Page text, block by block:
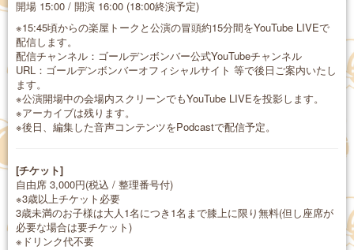
開場 15:00 / 開演 16:00 (18:00終演予定)
※15:45頃からの楽屋トークと公演の冒頭約15分間をYouTube LIVEで
配信します。
配信チャンネル：ゴールデンボンバー公式YouTubeチャンネル
URL：ゴールデンボンバーオフィシャルサイト 等で後日ご案内いたし
ます。
※公演開場中の会場内スクリーンでもYouTube LIVEを投影します。
※アーカイブは残ります。
※後日、編集した音声コンテンツをPodcastで配信予定。
[チケット]
自由席 3,000円(税込 / 整理番号付)
※3歳以上チケット必要
3歳未満のお子様は大人1名につき1名まで膝上に限り無料(但し座席が
必要な場合は要チケット)
※ドリンク代不要